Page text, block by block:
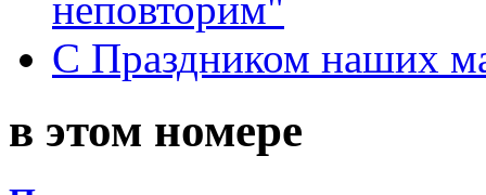
С Праздником наших
в этом номере